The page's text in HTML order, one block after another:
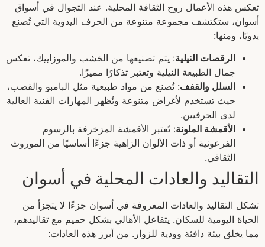
تعكس هذه الأعمال روح الثقافة المحلية. عند التجوال في أسواق
أسوان، ستكتشف مجموعة متنوعة من الحرف اليدوية التي تُصنع
يدويًا، ومنها:
الرقصات النيلية: يتم تصنيعها من الخشب والموزاييك، تعكس
جمال الطبيعة النيلية وتعتبر تذكارًا مميزًا.
السلل والقفف: تُصنع من مواد طبيعية مثل البامبو والقصب،
حيث تستخدم لأغراض متنوعة وتُظهر المهارات الفنية العالية
لدى الحرفيين.
الأقمشة الملونة: تُعتبر الأقمشة المزخرفة بالرسوم
الفرعونية أو ذات الألوان الزاهية جزءًا أساسيًا من الموروث
الثقافي.
التقاليد والعادات المحلية في أسوان
تشكل التقاليد والعادات المعروفة في أسوان جزءًا لا يتجزأ من
الحياة اليومية للسكان. يتفاعل الأهالي بشكل حميم مع تقاليدهم،
مما يخلق بيئة دافئة وودية للزوار. من أبرز هذه العادات: